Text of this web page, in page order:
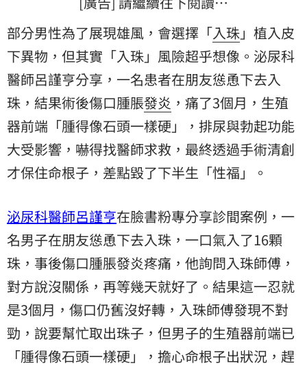
部分男性為了展現雄風，會選擇「入珠」植入皮
下異物，但其實「入珠」風險超乎想像。泌尿科
醫師呂謹亨分享，一名患者在朋友慫恿下去入
珠，結果術後傷口腫脹發炎 ，痛了3個月， 生殖
器前端「腫得像石頭一樣硬」，排尿與勃起功能
大受影響，嚇得找醫師求救，最終透過手術清創
才保住命根子，差點毀了下半生「性福」。
泌尿科醫師呂謹亨在臉書粉專分享診間案例，一
名男子在朋友慫恿下去入珠，一口氣入了16顆
珠，事後傷口腫脹發炎疼痛，他詢問入珠師傅，
對方說沒關係，再等幾天就好了。結果這一忍就
是3個月，傷口仍舊沒好轉，入珠師傅發現不對
勁，說要幫忙取出珠子，但男子的生殖器前端已
「腫得像石頭一樣硬」，擔心命根子出狀況，趕